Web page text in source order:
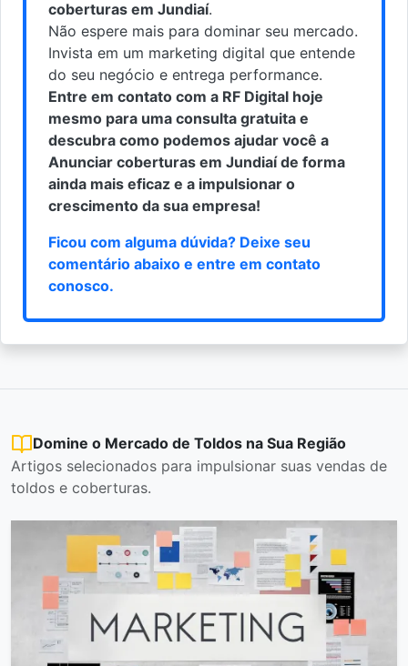
coberturas em Jundiaí.
Não espere mais para dominar seu mercado.
Invista em um marketing digital que entende
do seu negócio e entrega performance.
Entre em contato com a RF Digital hoje
mesmo para uma consulta gratuita e
descubra como podemos ajudar você a
Anunciar coberturas em Jundiaí de forma
ainda mais eficaz e a impulsionar o
crescimento da sua empresa!
Ficou com alguma dúvida? Deixe seu
comentário abaixo e entre em contato
conosco.
Domine o Mercado de Toldos na Sua Região
Artigos selecionados para impulsionar suas vendas de
toldos e coberturas.